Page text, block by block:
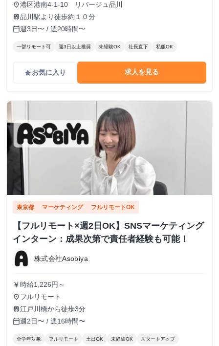
place港区港南4-1-10 リバージュ品川
train品川駅より徒歩約１０分
calendar_today週3日〜 / 週20時間〜
一部リモート可 週3日以上推奨 未経験OK 社長直下 私服OK
gradeお気に入り 求人を見る
東京都 マーケティング フルリモートOK
【フルリモート×週2日OK】SNSマーケティング
インターン：成果次第で責任者経験も可能！
株式会社Asobiya
currency_yen 時給1,226円～
place フルリモート
train江戸川橋から徒歩3分
calendar_today週2日〜 / 週16時間〜
全学年対象 フルリモート 土日OK 未経験OK スタートアップ